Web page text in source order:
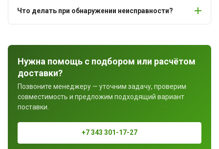
Что делать при обнаружении неисправности?
Нужна помощь с подбором или расчётом
доставки?
Позвоните менеджеру — уточним задачу, проверим
совместимость и предложим подходящий вариант
поставки.
+7 343 301-17-27